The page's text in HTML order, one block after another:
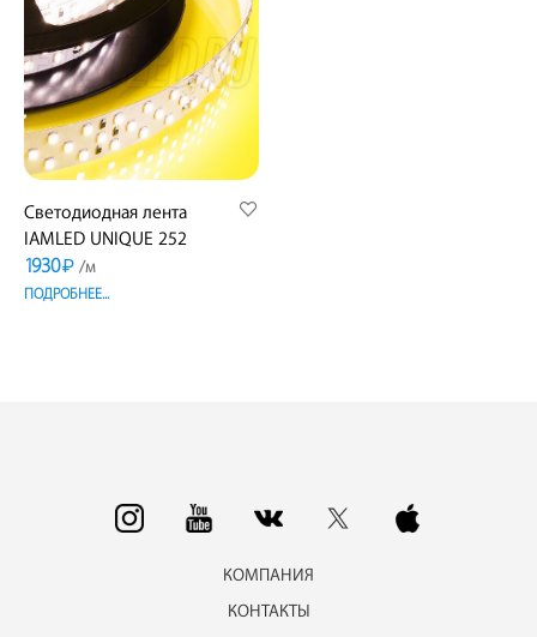
Светодиодная лента
IAMLED UNIQUE 252
1930₽ /м
ПОДРОБНЕЕ...
КОМПАНИЯ
КОНТАКТЫ